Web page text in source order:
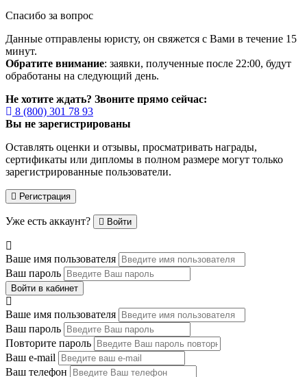
Спасибо за вопрос
Данные отправлены юристу, он свяжется с Вами в течение 15
минут.
Обратите внимание: заявки, полученные после 22:00, будут
обработаны на следующий день.
Не хотите ждать? Звоните прямо сейчас:
8 (800) 301 78 93
Вы не зарегистрированы
Оставлять оценки и отзывы, просматривать награды,
сертификаты или дипломы в полном размере могут только
зарегистрированные пользователи.
Регистрация
Уже есть аккаунт? Войти
Ваше имя пользователя
Ваш пароль
Войти в кабинет
Ваше имя пользователя
Ваш пароль
Повторите пароль
Ваш e-mail
Ваш телефон